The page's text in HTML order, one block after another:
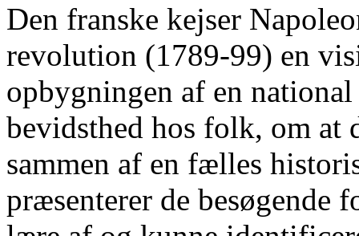
Den franske kejser
revolution (1789-99) en
opbygningen af en
bevidsthed hos folk, om at
sammen af en fælles
præsenterer de besøgende